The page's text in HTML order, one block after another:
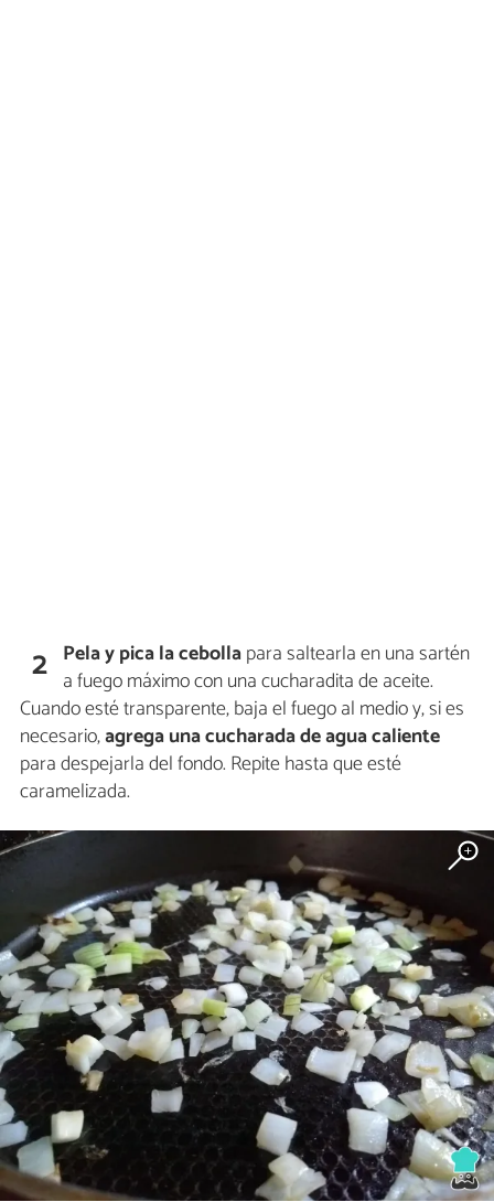
2 Pela y pica la cebollapara saltearla en una sartén
a fuego máximo con una cucharadita de aceite.
Cuando esté transparente, baja el fuego al medio y, si es
necesario,agrega una cucharada de agua caliente
para despejarla del fondo. Repite hasta que esté
caramelizada.